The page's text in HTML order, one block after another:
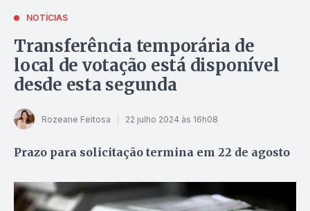
NOTÍCIAS
Transferência temporária de
local de votação está disponível
desde esta segunda
Rozeane Feitosa 22 julho 2024 às 16h08
Prazo para solicitação termina em 22 de agosto